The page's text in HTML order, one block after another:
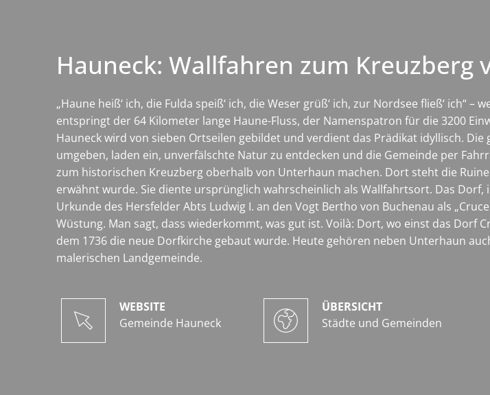
Hauneck: Wallfahren zum Kreuzberg
„Haune heiß‘ ich, die Fulda speiß‘ ich, die Weser grüß‘ ich, zur Nordsee fließ‘
entspringt der 64 Kilometer lange Haune-Fluss, der Namenspatron für die 3200
Hauneck wird von sieben Ortseilen gebildet und verdient das Prädikat idyllisch.
umgeben, laden ein, unverfälschte Natur zu entdecken und die Gemeinde per
zum historischen Kreuzberg oberhalb von Unterhaun machen. Dort steht die
erwähnt wurde. Sie diente ursprünglich wahrscheinlich als Wallfahrtsort. Das
Urkunde des Hersfelder Abts Ludwig I. an den Vogt Bertho von Buchenau als
Wüstung. Man sagt, dass wiederkommt, was gut ist. Voilà: Dort, wo einst das Dorf
dem 1736 die neue Dorfkirche gebaut wurde. Heute gehören neben Unterhaun
malerischen Landgemeinde.
WEBSITE
Gemeinde Hauneck
ÜBERSICHT
Städte und Gemeinden